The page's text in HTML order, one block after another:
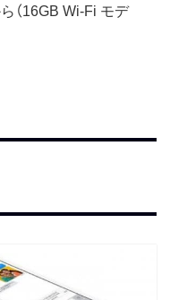
（16GB Wi-Fi モデ